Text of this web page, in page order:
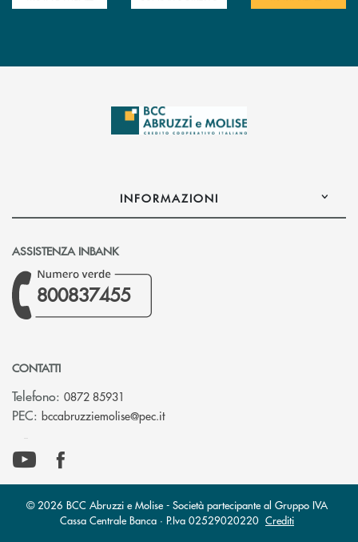
INFORMAZIONI
ASSISTENZA INBANK
800837455
CONTATTI
Telefono: 0872 85931
PEC: bccabruzziemolise@pec.it(si apre l’app di posta elettronica)
© 2026 BCC Abruzzi e Molise - Società partecipante al Gruppo IVA
Cassa Centrale Banca · P.Iva 02529020220 Crediti